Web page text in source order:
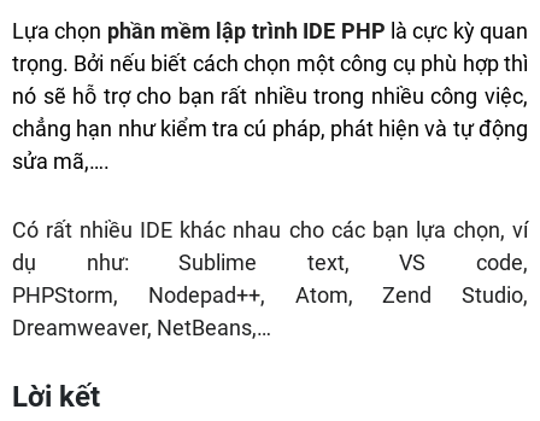
Lựa chọn phần mềm lập trình IDE PHP là cực kỳ quan
trọng. Bởi nếu biết cách chọn một công cụ phù hợp thì
nó sẽ hỗ trợ cho bạn rất nhiều trong nhiều công việc,
chẳng hạn như kiểm tra cú pháp, phát hiện và tự động
sửa mã,….
Có rất nhiều IDE khác nhau cho các bạn lựa chọn, ví
dụ như:Sublime text, VS code,
PHPStorm, Nodepad++, Atom, Zend Studio,
Dreamweaver, NetBeans,…
Lời kết